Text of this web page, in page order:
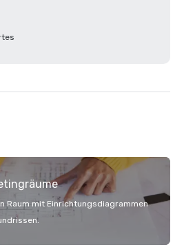
Raum mit Einrichtungsdiagrammen